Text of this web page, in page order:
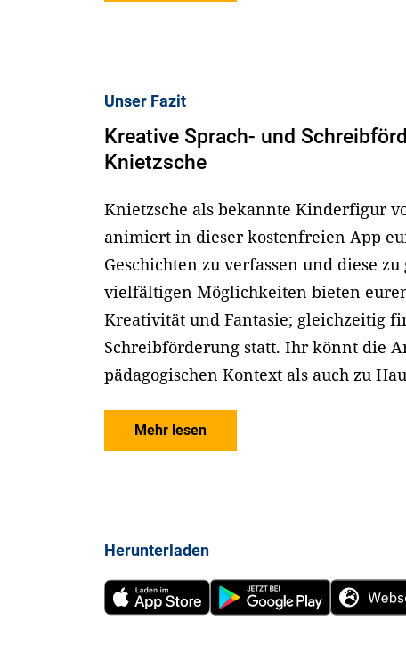
Unser Fazit
Kreative Sprach- und
Knietzsche
Knietzsche als bekannte Kinderfigur
animiert in dieser kostenfreien App
Geschichten zu verfassen und diese zu
vielfältigen Möglichkeiten bieten
Kreativität und Fantasie; gleichzeitig
Schreibförderung statt. Ihr könnt die
pädagogischen Kontext als auch zu
Mehr lesen
Herunterladen